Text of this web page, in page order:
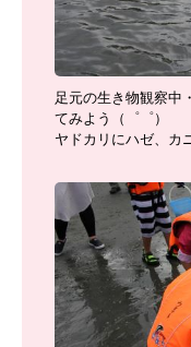
足元の生き物観察中
てみよう（゜゜）
ヤドカリにハゼ、カ